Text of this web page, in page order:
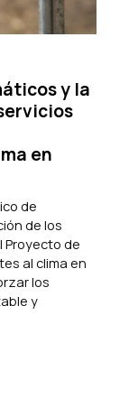
y la
en
de
de los
Proyecto de
al clima en
los
y